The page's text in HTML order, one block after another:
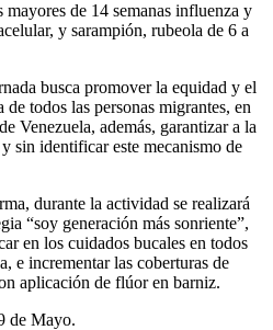
mayores de 14 semanas influenza y
y sarampión, rubeola de 6 a
busca promover la equidad y el
todos las personas migrantes, en
Venezuela, además, garantizar a la
sin identificar este mecanismo de
durante la actividad se realizará
“soy generación más sonriente”,
en los cuidados bucales en todos
e incrementar las coberturas de
aplicación de flúor en barniz.
de Mayo.